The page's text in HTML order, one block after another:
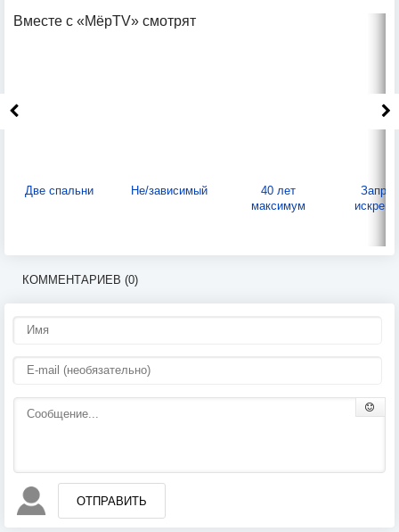
Вместе с «МёрTV» смотрят
Две спальни Не/зависимый
40 лет
максимум
КОММЕНТАРИЕВ (0)
ОТПРАВИТЬ